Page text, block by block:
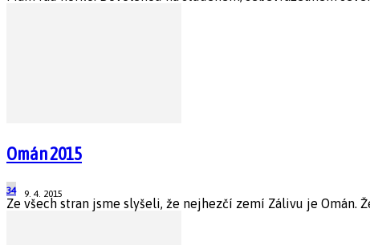
Omán 2015
9. 4. 2015
34
Ze všech stran jsme slyšeli, že nejhezčí zemí Zálivu je Omán.